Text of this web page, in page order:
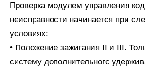
Проверка модулем управления
неисправности начинается при
условиях:
• Положение зажигания II и III.
систему дополнительного